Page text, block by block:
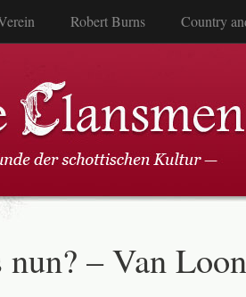
Robert Burns Country
nun? – Van